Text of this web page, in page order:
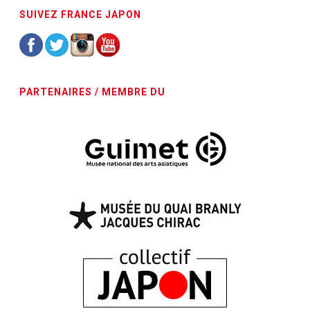
SUIVEZ FRANCE JAPON
PARTENAIRES / MEMBRE DU